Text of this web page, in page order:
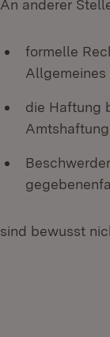
An anderer
formelle
Allgemeines
die Haftung
sind bewusst